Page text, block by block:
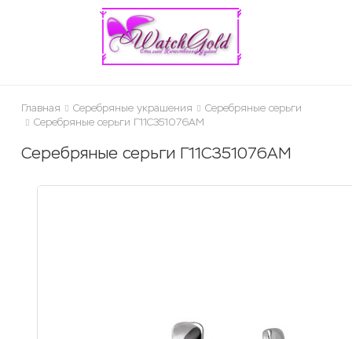
Главная Серебряные украшения
Серебряные серьги
Серебряные серьги Г11С351076AM
Серебряные серьги Г11С351076AM